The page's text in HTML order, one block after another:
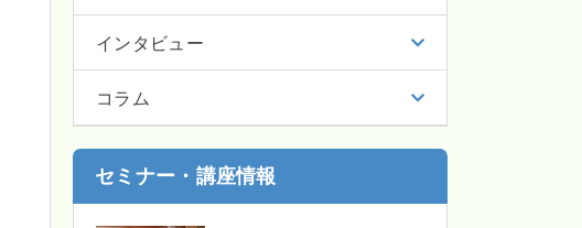
インタビュー
コラム
セミナー・講座情報